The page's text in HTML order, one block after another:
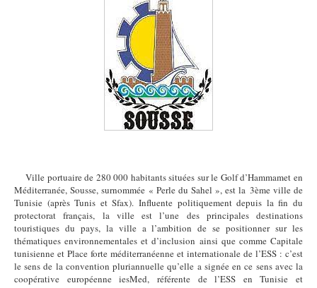
Ville portuaire de 280 000 habitants situées sur le Golf d’Hammamet en
Méditerranée, Sousse, surnommée « Perle du Sahel », est la 3ème ville de
Tunisie (après Tunis et Sfax). Influente politiquement depuis la fin du
protectorat français, la ville est l’une des principales destinations
touristiques du pays, la ville a l’ambition de se positionner sur les
thématiques environnementales et d’inclusion ainsi que comme Capitale
tunisienne et Place forte méditerranéenne et internationale de l’ESS : c’est
le sens de la convention pluriannuelle qu’elle a signée en ce sens avec la
coopérative européenne iesMed, référente de l’ESS en Tunisie et